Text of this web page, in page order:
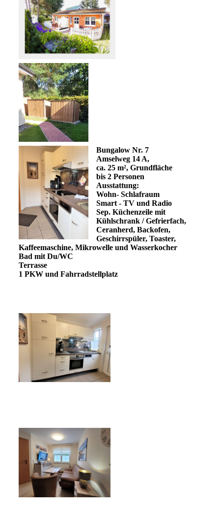
Bungalow Nr. 7
Amselweg 14 A,
ca. 25 m², Grundfläche
bis 2 Personen
Ausstattung:
Wohn- Schlafraum
Smart - TV und Radio
Sep. Küchenzeile mit
Kühlschrank / Gefrierfach,
Ceranherd, Backofen,
Geschirrspüler, Toaster,
Kaffeemaschine, Mikrowelle und Wasserkocher
Bad mit Du/WC
Terrasse
1 PKW und Fahrradstellplatz